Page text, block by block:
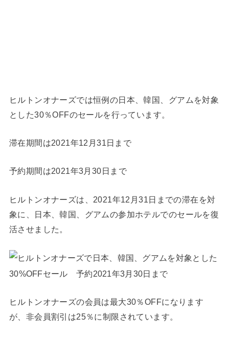
ヒルトンオナーズでは恒例の日本、韓国、グアムを対象
とした30％OFFのセールを行っています。
滞在期間は2021年12月31日まで
予約期間は2021年3月30日まで
ヒルトンオナーズは、2021年12月31日までの滞在を対
象に、日本、韓国、グアムの参加ホテルでのセールを復
活させました。
ヒルトンオナーズの会員は最大30％OFFになります
が、非会員割引は25％に制限されています。